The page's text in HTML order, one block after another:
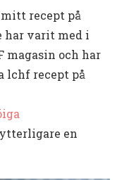
mitt recept på
har varit med i
magasin och har
lchf recept på
en